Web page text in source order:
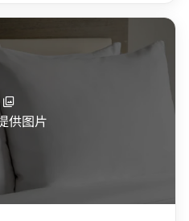
供图片